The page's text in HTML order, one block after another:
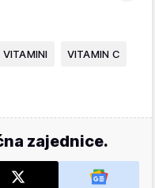
VITAMINI VITAMIN C
zajednice.